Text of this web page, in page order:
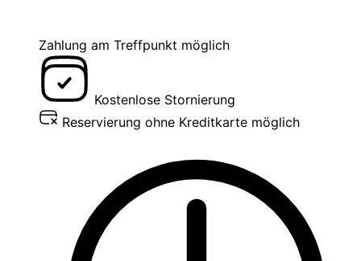
Zahlung am Treffpunkt möglich
Kostenlose Stornierung
Reservierung ohne Kreditkarte möglich